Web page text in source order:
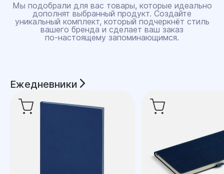
Мы подобрали для вас товары, которые идеально
дополнят выбранный продукт. Создайте
уникальный комплект, который подчеркнёт стиль
вашего бренда и сделает ваш заказ
по‑настоящему запоминающимся.
Ежедневники